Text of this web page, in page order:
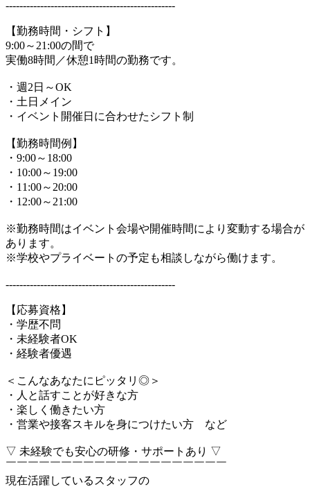
-------------------------------------------------
【勤務時間・シフト】
9:00～21:00の間で
実働8時間／休憩1時間の勤務です。
・週2日～OK
・土日メイン
・イベント開催日に合わせたシフト制
【勤務時間例】
・9:00～18:00
・10:00～19:00
・11:00～20:00
・12:00～21:00
※勤務時間はイベント会場や開催時間により変動する場合が
あります。
※学校やプライベートの予定も相談しながら働けます。
-------------------------------------------------
【応募資格】
・学歴不問
・未経験者OK
・経験者優遇
＜こんなあなたにピッタリ◎＞
・人と話すことが好きな方
・楽しく働きたい方
・営業や接客スキルを身につけたい方 など
▽ 未経験でも安心の研修・サポートあり ▽
￣￣￣￣￣￣￣￣￣￣￣￣￣￣￣￣￣￣￣￣
現在活躍しているスタッフの